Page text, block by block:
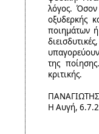
λόγος. Όσον
οξυδερκής
ποιημάτων
της
κριτικής.
Η Αυγή,